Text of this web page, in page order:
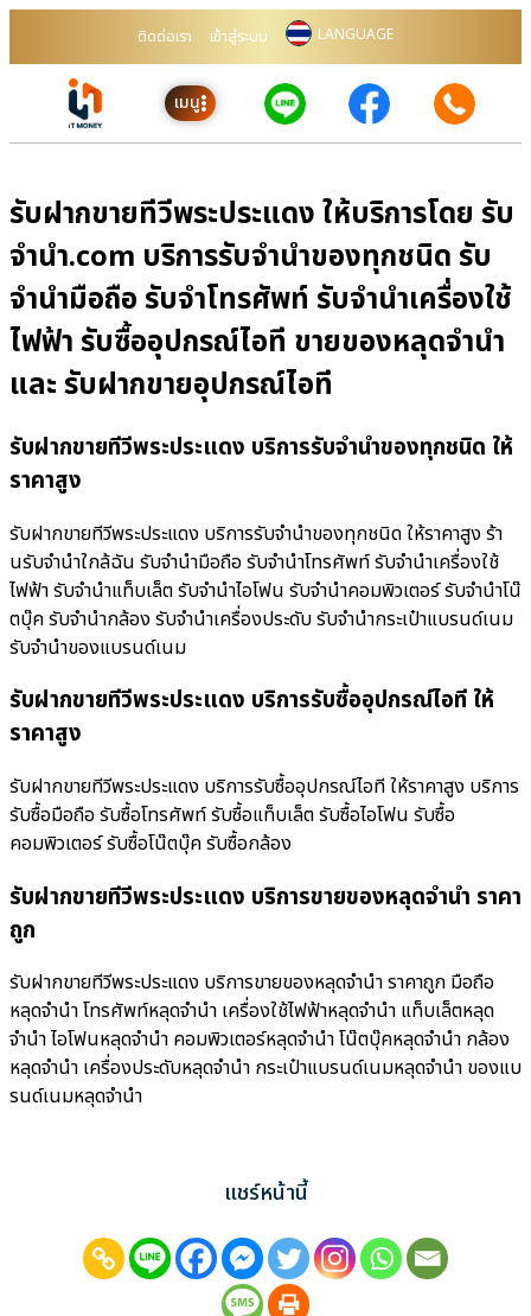
ติดต่อเรา เข้าสู่ระบบ LANGUAGE
เมนู
รับฝากขายทีวีพระประแดง ให้บริการโดย รับ
จํานํา.com บริการรับจำนำของทุกชนิด รับ
จำนำมือถือ รับจำโทรศัพท์ รับจำนำเครื่องใช้
ไฟฟ้า รับซื้ออุปกรณ์ไอที ขายของหลุดจำนำ
และ รับฝากขายอุปกรณ์ไอที
รับฝากขายทีวีพระประแดง บริการรับจำนำของทุกชนิด ให้
ราคาสูง
รับฝากขายทีวีพระประแดง บริการรับจำนำของทุกชนิด ให้ราคาสูง ร้า
นรับจํานําใกล้ฉัน รับจำนำมือถือ รับจำนำโทรศัพท์ รับจำนำเครื่องใช้
ไฟฟ้า รับจำนำแท็บเล็ต รับจำนำไอโฟน รับจำนำคอมพิวเตอร์ รับจำนำโน๊
ตบุ๊ค รับจำนำกล้อง รับจำนำเครื่องประดับ รับจำนำกระเป๋าแบรนด์เนม
รับจำนำของแบรนด์เนม
รับฝากขายทีวีพระประแดง บริการรับซื้ออุปกรณ์ไอที ให้
ราคาสูง
รับฝากขายทีวีพระประแดง บริการรับซื้ออุปกรณ์ไอที ให้ราคาสูง บริการ
รับซื้อมือถือ รับซื้อโทรศัพท์ รับซื้อแท็บเล็ต รับซื้อไอโฟน รับซื้อ
คอมพิวเตอร์ รับซื้อโน๊ตบุ๊ค รับซื้อกล้อง
รับฝากขายทีวีพระประแดง บริการขายของหลุดจำนำ ราคา
ถูก
รับฝากขายทีวีพระประแดง บริการขายของหลุดจำนำ ราคาถูก มือถือ
หลุดจำนำ โทรศัพท์หลุดจำนำ เครื่องใช้ไฟฟ้าหลุดจำนำ แท็บเล็ตหลุด
จำนำ ไอโฟนหลุดจำนำ คอมพิวเตอร์หลุดจำนำ โน๊ตบุ๊คหลุดจำนำ กล้อง
หลุดจำนำ เครื่องประดับหลุดจำนำ กระเป๋าแบรนด์เนมหลุดจำนำ ของแบ
รนด์เนมหลุดจำนำ
แชร์หน้านี้